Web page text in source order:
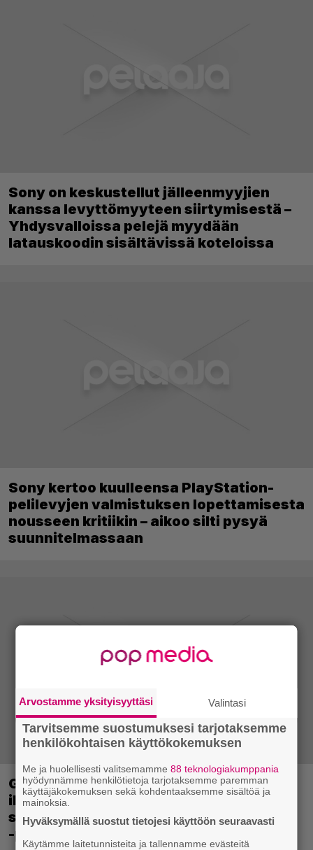
Sony on keskustellut jälleenmyyjien
kanssa levyttömyyteen siirtymisestä –
Yhdysvalloissa pelejä myydään
latauskoodin sisältävissä koteloissa
Sony kertoo kuulleensa PlayStation-
pelilevyjen valmistuksen lopettamisesta
nousseen kritiikin – aikoo silti pysyä
suunnitelmassaan
Ghost Recon 25 vuotta: nappaa nyt
ilmaiseksi Ghost Recon: Future Soldier
sekä merkittävä Ghost Recon Wildlands
-päivitys
Arvostamme yksityisyyttäsi Valintasi
Tarvitsemme suostumuksesi tarjotaksemme
henkilökohtaisen käyttökokemuksen
Me ja huolellisesti valitsemamme88 teknologiakumppania
hyödynnämme henkilötietoja tarjotaksemme paremman
käyttäjäkokemuksen sekä kohdentaaksemme sisältöä ja
mainoksia.
Hyväksymällä suostut tietojesi käyttöön seuraavasti
Käytämme laitetunnisteita ja tallennamme evästeitä